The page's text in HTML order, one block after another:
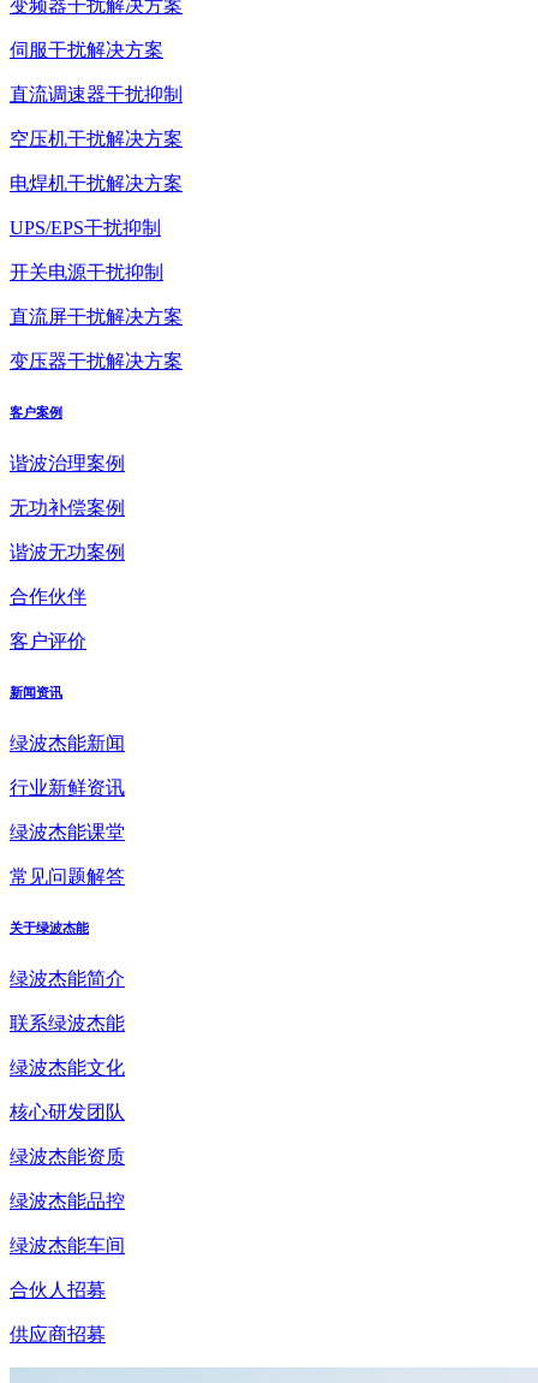
变频器干扰解决方案
伺服干扰解决方案
直流调速器干扰抑制
空压机干扰解决方案
电焊机干扰解决方案
UPS/EPS干扰抑制
开关电源干扰抑制
直流屏干扰解决方案
变压器干扰解决方案
客户案例
谐波治理案例
无功补偿案例
谐波无功案例
合作伙伴
客户评价
新闻资讯
绿波杰能新闻
行业新鲜资讯
绿波杰能课堂
常见问题解答
关于绿波杰能
绿波杰能简介
联系绿波杰能
绿波杰能文化
核心研发团队
绿波杰能资质
绿波杰能品控
绿波杰能车间
合伙人招募
供应商招募